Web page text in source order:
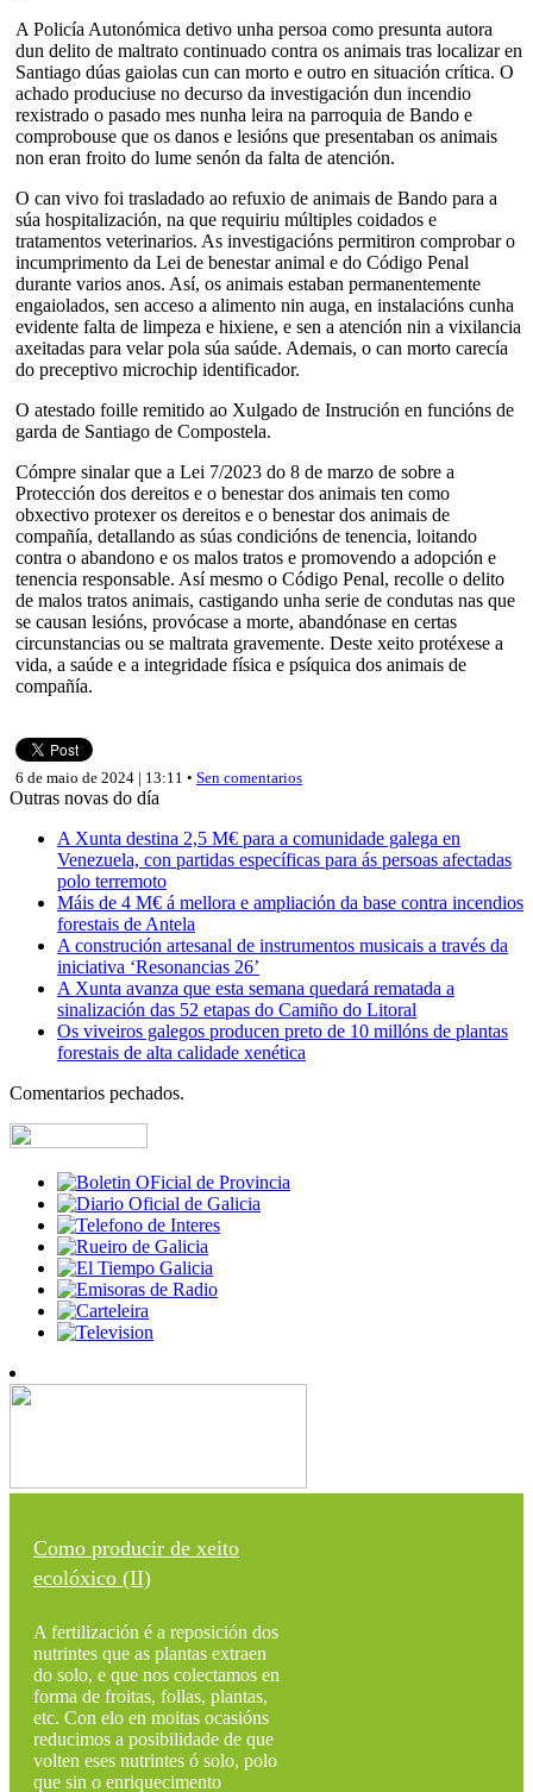
A Policía Autonómica detivo unha persoa como presunta autora
dun delito de maltrato continuado contra os animais tras localizar en
Santiago dúas gaiolas cun can morto e outro en situación crítica. O
achado produciuse no decurso da investigación dun incendio
rexistrado o pasado mes nunha leira na parroquia de Bando e
comprobouse que os danos e lesións que presentaban os animais
non eran froito do lume senón da falta de atención.
O can vivo foi trasladado ao refuxio de animais de Bando para a
súa hospitalización, na que requiriu múltiples coidados e
tratamentos veterinarios. As investigacións permitiron comprobar o
incumprimento da Lei de benestar animal e do Código Penal
durante varios anos. Así, os animais estaban permanentemente
engaiolados, sen acceso a alimento nin auga, en instalacións cunha
evidente falta de limpeza e hixiene, e sen a atención nin a vixilancia
axeitadas para velar pola súa saúde. Ademais, o can morto carecía
do preceptivo microchip identificador.
O atestado foille remitido ao Xulgado de Instrución en funcións de
garda de Santiago de Compostela.
Cómpre sinalar que a Lei 7/2023 do 8 de marzo de sobre a
Protección dos dereitos e o benestar dos animais ten como
obxectivo protexer os dereitos e o benestar dos animais de
compañía, detallando as súas condicións de tenencia, loitando
contra o abandono e os malos tratos e promovendo a adopción e
tenencia responsable. Así mesmo o Código Penal, recolle o delito
de malos tratos animais, castigando unha serie de condutas nas que
se causan lesións, provócase a morte, abandónase en certas
circunstancias ou se maltrata gravemente. Deste xeito protéxese a
vida, a saúde e a integridade física e psíquica dos animais de
compañía.
6 de maio de 2024 | 13:11 • Sen comentarios
Outras novas do día
A Xunta destina 2,5 M€ para a comunidade galega en
Venezuela, con partidas específicas para ás persoas afectadas
polo terremoto
Máis de 4 M€ á mellora e ampliación da base contra incendios
forestais de Antela
A construción artesanal de instrumentos musicais a través da
iniciativa ‘Resonancias 26’
A Xunta avanza que esta semana quedará rematada a
sinalización das 52 etapas do Camiño do Litoral
Os viveiros galegos producen preto de 10 millóns de plantas
forestais de alta calidade xenética
Comentarios pechados.
Como producir de xeito
ecolóxico (II)
A fertilización é a reposición dos
nutrintes que as plantas extraen
do solo, e que nos colectamos en
forma de froitas, follas, plantas,
etc. Con elo en moitas ocasións
reducimos a posibilidade de que
volten eses nutrintes ó solo, polo
que sin o enriquecimento